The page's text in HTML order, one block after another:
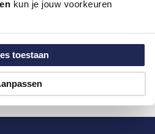
kun je jouw voorkeuren
toestaan